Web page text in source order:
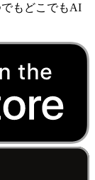
もどこでもAI